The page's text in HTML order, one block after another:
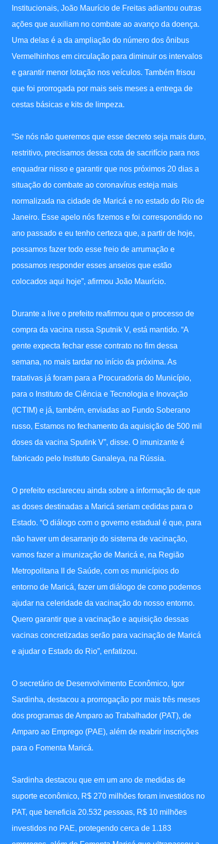
Institucionais, João Maurício de Freitas adiantou outras
ações que auxiliam no combate ao avanço da doença.
Uma delas é a da ampliação do número dos ônibus
Vermelhinhos em circulação para diminuir os intervalos
e garantir menor lotação nos veículos. Também frisou
que foi prorrogada por mais seis meses a entrega de
cestas básicas e kits de limpeza.
“Se nós não queremos que esse decreto seja mais duro,
restritivo, precisamos dessa cota de sacrifício para nos
enquadrar nisso e garantir que nos próximos 20 dias a
situação do combate ao coronavírus esteja mais
normalizada na cidade de Maricá e no estado do Rio de
Janeiro. Esse apelo nós fizemos e foi correspondido no
ano passado e eu tenho certeza que, a partir de hoje,
possamos fazer todo esse freio de arrumação e
possamos responder esses anseios que estão
colocados aqui hoje”, afirmou João Maurício.
Durante a live o prefeito reafirmou que o processo de
compra da vacina russa Sputnik V, está mantido. “A
gente expecta fechar esse contrato no fim dessa
semana, no mais tardar no início da próxima. As
tratativas já foram para a Procuradoria do Município,
para o Instituto de Ciência e Tecnologia e Inovação
(ICTIM) e já, também, enviadas ao Fundo Soberano
russo, Estamos no fechamento da aquisição de 500 mil
doses da vacina Sputink V”, disse. O imunizante é
fabricado pelo Instituto Ganaleya, na Rússia.
O prefeito esclareceu ainda sobre a informação de que
as doses destinadas a Maricá seriam cedidas para o
Estado. “O diálogo com o governo estadual é que, para
não haver um desarranjo do sistema de vacinação,
vamos fazer a imunização de Maricá e, na Região
Metropolitana II de Saúde, com os municípios do
entorno de Maricá, fazer um diálogo de como podemos
ajudar na celeridade da vacinação do nosso entorno.
Quero garantir que a vacinação e aquisição dessas
vacinas concretizadas serão para vacinação de Maricá
e ajudar o Estado do Rio”, enfatizou.
O secretário de Desenvolvimento Econômico, Igor
Sardinha, destacou a prorrogação por mais três meses
dos programas de Amparo ao Trabalhador (PAT), de
Amparo ao Emprego (PAE), além de reabrir inscrições
para o Fomenta Maricá.
Sardinha destacou que em um ano de medidas de
suporte econômico, R$ 270 milhões foram investidos no
PAT, que beneficia 20.532 pessoas, R$ 10 milhões
investidos no PAE, protegendo cerca de 1.183